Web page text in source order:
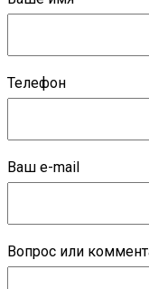
Телефон
Ваш e-mail
Вопрос или